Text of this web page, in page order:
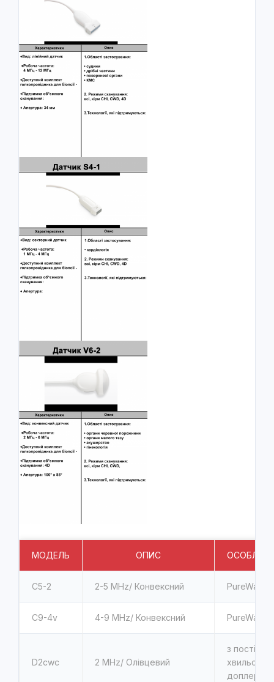
МОДЕЛЬ ОПИС
C5-2 2-5 MHz/ Конвексний PureWave
C9-4v 4-9 MHz/ Конвексний PureWave
D2cwc 2 MHz/ Олівцевий
з постійно-
хвильовим
доплером